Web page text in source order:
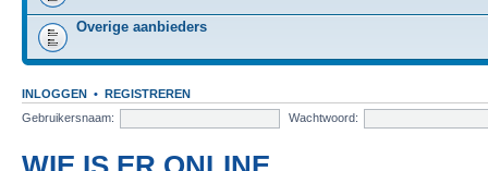
Overige aanbieders
INLOGGEN • REGISTREREN
Gebruikersnaam:
Wachtwoord: